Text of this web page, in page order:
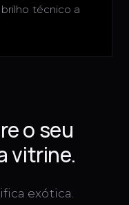
técnico a
o seu
vitrine.
exótica.